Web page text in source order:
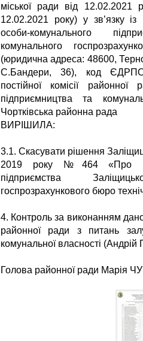
міської ради від
12.02.2021 року) у зв’язку
особи-комунального
комунального
(юридична адреса: 48600,
С.Бандери, 36), код
постійної комісії
підприємництва та
Чортківська районна рада
ВИРІШИЛА:
3.1. Скасувати рішення
2019 року №464 «Про
підприємства
госпрозрахункового бюро
4. Контроль за виконанням
районної ради з питань
комунальної власності
Голова районної ради Марія